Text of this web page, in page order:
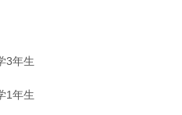
3年生
年生